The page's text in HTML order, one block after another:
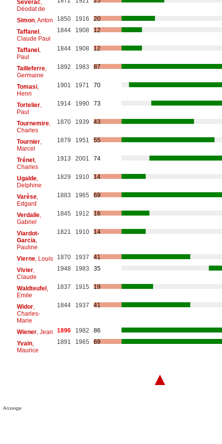
Séverac,
Déodat de
Simon, Anton 1850 1916
20
Taffanel,
Claude Paul
1844 1908 12
Taffanel,
Paul
1844 1908 12
Tailleferre,
Germaine
1892 1983 87
Tomasi,
Henri
1901 1971 70
Tortelier,
Paul
1914 1990 73
Tournemire,
Charles
1870 1939 43
Tournier,
Marcel
1879 1951 55
Trénet,
Charles
1913 2001 74
Ugalde,
Delphine
1829 1910 14
Varèse,
Edgard
1883 1965 69
Verdalle,
Gabriel
1845 1912 16
Viardot-
Garcia
Pauline
1821 1910 14
Vierne, Louis 1870 1937
41
Vivier,
Claude
1948 1983 35
Waldteufel,
Emile
1837 1915 19
Widor,
Charles-
Marie
1844 1937 41
Wiener, Jean 1896 1982
86
Yvain,
Maurice
1891 1965 69
▲
Anzeige